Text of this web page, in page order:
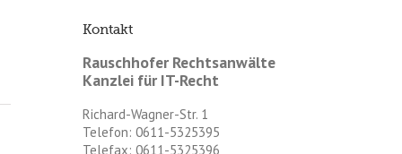
Kontakt
Rauschhofer Rechtsanwälte
Kanzlei für IT-Recht
Richard-Wagner-Str. 1
Telefon: 0611-5325395
Telefax: 0611-5325396